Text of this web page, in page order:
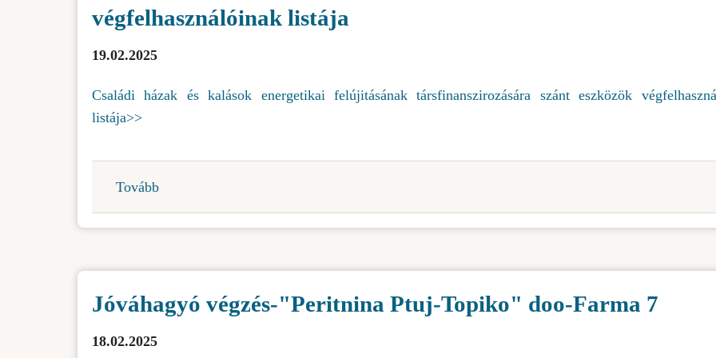
végfelhasználóinak listája
19.02.2025
Családi házak és kalások energetikai felújitásának társfinanszirozására szánt eszközök
listája>>
Tovább
felújitás
társfinanszirozására
eszközök
végfelhasználóinak
listája)
Jóváhagyó végzés-"Peritnina Ptuj-Topiko" doo-Farma 7
18.02.2025